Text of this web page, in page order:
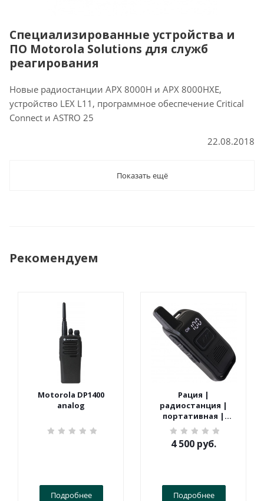
Специализированные устройства и
ПО Motorola Solutions для служб
реагирования
Новые радиостанции APX 8000H и APX 8000HXE,
устройство LEX L11, программное обеспечение Critical
Connect и ASTRO 25
22.08.2018
Показать ещё
Рекомендуем
Motorola DP1400
analog
Подробнее
Рация |
радиостанция |
портативная |
Терек | СПОРТ
4 500 руб.
Подробнее